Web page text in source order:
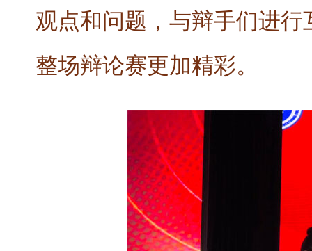
观点和问题，与辩手们进
整场辩论赛更加精彩。